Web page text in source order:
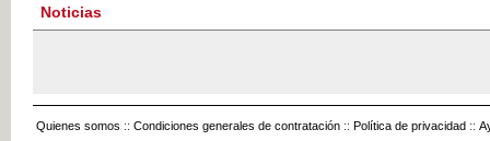
Noticias
Quienes somos :: Condiciones generales de contratación :: Política de privacidad ::